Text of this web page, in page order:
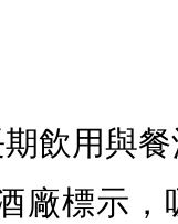
飲用與
廠標示，